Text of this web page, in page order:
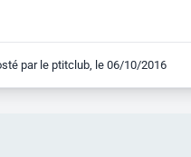
par le ptitclub, le 06/10/2016